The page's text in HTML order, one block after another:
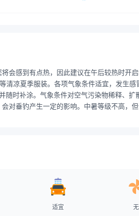
会感到有点热，因此建议在午后较热时开
清凉夏季服装。各项气象条件适宜，发生
随时补涂。气象条件对空气污染物稀释、
对垂钓产生一定的影响。中暑等级不高
适宜
无